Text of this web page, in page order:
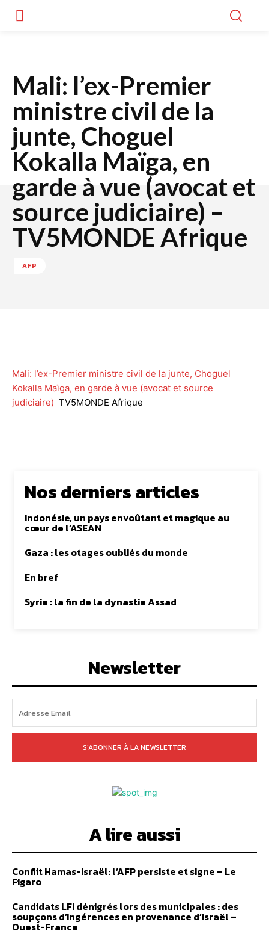
Mali: l’ex-Premier
ministre civil de la
junte, Choguel
Kokalla Maïga, en
garde à vue (avocat et
source judiciaire) –
TV5MONDE Afrique
AFP
Mali: l’ex-Premier ministre civil de la junte, Choguel
Kokalla Maïga, en garde à vue (avocat et source
judiciaire) TV5MONDE Afrique
Nos derniers articles
Indonésie, un pays envoûtant et magique au
cœur de l’ASEAN
Gaza : les otages oubliés du monde
En bref
Syrie : la fin de la dynastie Assad
Newsletter
S'ABONNER À LA NEWSLETTER
A lire aussi
Conflit Hamas-Israël: l’AFP persiste et signe – Le
Figaro
Candidats LFI dénigrés lors des municipales : des
soupçons d’ingérences en provenance d’Israël –
Ouest-France